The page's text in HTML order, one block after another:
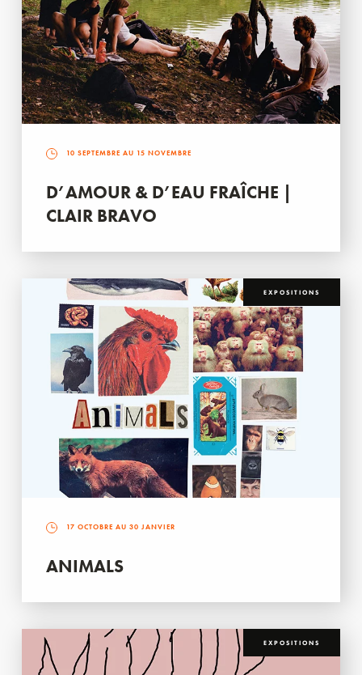
10 SEPTEMBRE AU 15 NOVEMBRE
D’AMOUR & D’EAU FRAÎCHE |
CLAIR BRAVO
EXPOSITIONS
17 OCTOBRE AU 30 JANVIER
ANIMALS
EXPOSITIONS